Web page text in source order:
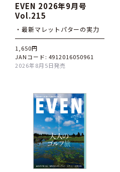
EVEN 2026年9月号
Vol.215
・最新マレットパターの実力
1,650円
JANコード: 4912016050961
2026年8月5日発売